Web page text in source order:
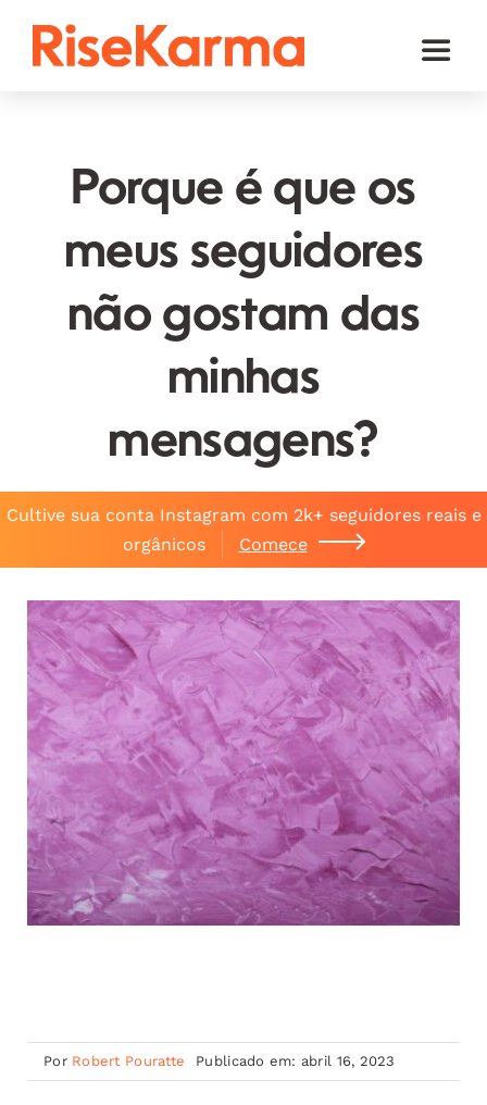
Toggle
TikTok
YouTube
Twitter (𝕏)
Porque é que os
meus seguidores
não gostam das
minhas
mensagens?
Cultive sua conta Instagram com 2k+ seguidores reais e
orgânicos
Comece
Por Robert Pouratte Publicado em: abril 16, 2023